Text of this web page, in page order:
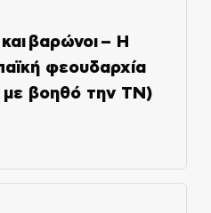
βαρώνοι – Η
φεουδαρχία
με βοηθό την ΤΝ)